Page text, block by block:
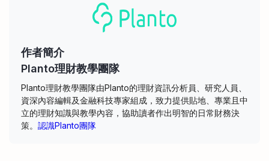
作者簡介
Planto理財教學團隊
Planto理財教學團隊由Planto的理財資訊分析員、研究人員、
資深內容編輯及金融科技專家組成，致力提供貼地、專業且中
立的理財知識與教學內容，協助讀者作出明智的日常財務決
策。 認識Planto團隊